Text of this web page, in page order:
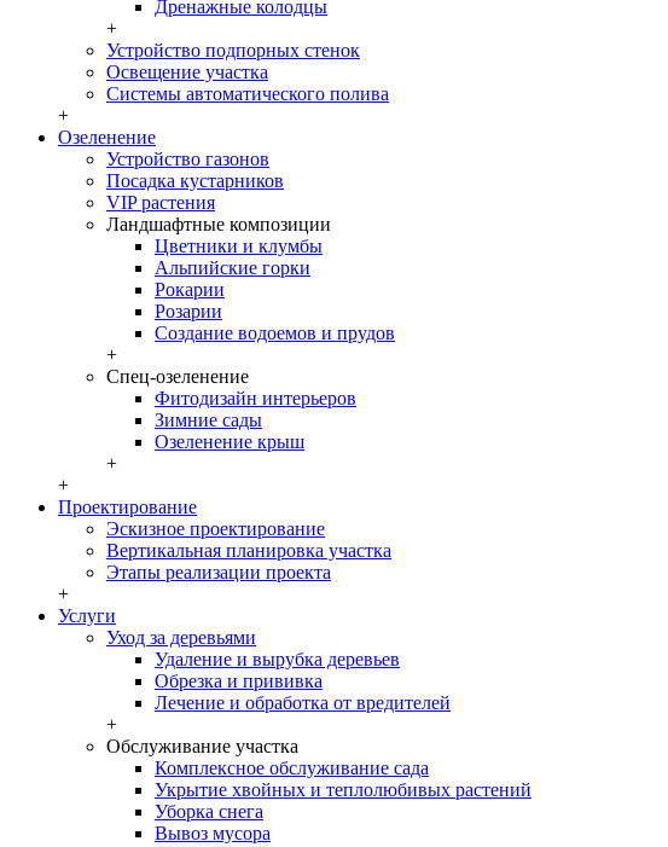
Дренажные колодцы
+
Устройство подпорных стенок
Освещение участка
Системы автоматического полива
+
Озеленение
Устройство газонов
Посадка кустарников
VIP растения
Ландшафтные композиции
Цветники и клумбы
Альпийские горки
Рокарии
Розарии
Создание водоемов и прудов
+
Спец-озеленение
Фитодизайн интерьеров
Зимние сады
Озеленение крыш
+
+
Проектирование
Эскизное проектирование
Вертикальная планировка участка
Этапы реализации проекта
+
Услуги
Уход за деревьями
Удаление и вырубка деревьев
Обрезка и прививка
Лечение и обработка от вредителей
+
Обслуживание участка
Комплексное обслуживание сада
Укрытие хвойных и теплолюбивых растений
Уборка снега
Вывоз мусора